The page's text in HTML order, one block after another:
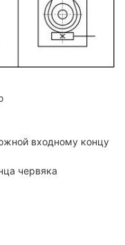
входному концу
червяка